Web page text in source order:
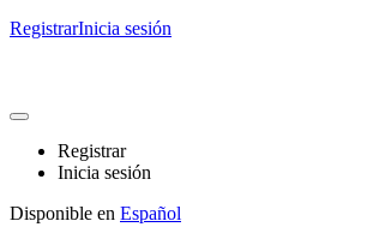
RegistrarInicia sesión
Registrar
Inicia sesión
Disponible en Español